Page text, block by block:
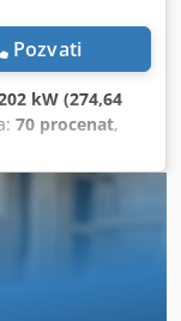
Pozvati
kW (274,64
70 procenat,
2006 Radni
Radio
Dužina ruke:
čekić, klešta,
800 mm 1 x
Podvozje je u